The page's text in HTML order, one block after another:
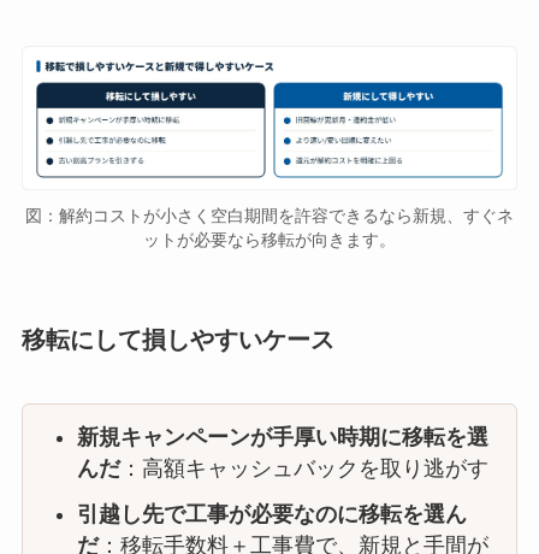
図：解約コストが小さく空白期間を許容できるなら新規、すぐネ
ットが必要なら移転が向きます。
移転にして損しやすいケース
新規キャンペーンが手厚い時期に移転を選
んだ：高額キャッシュバックを取り逃がす
引越し先で工事が必要なのに移転を選ん
だ：移転手数料＋工事費で、新規と手間が